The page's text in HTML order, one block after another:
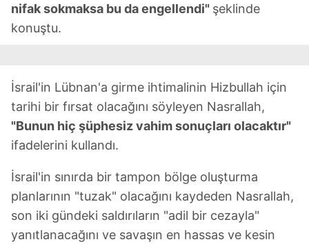
nifak sokmaksa bu da engellendi" şeklinde
konuştu.
İsrail'in Lübnan'a girme ihtimalinin Hizbullah için
tarihi bir fırsat olacağını söyleyen Nasrallah,
"Bunun hiç şüphesiz vahim sonuçları olacaktır"
ifadelerini kullandı.
İsrail'in sınırda bir tampon bölge oluşturma
planlarının "tuzak" olacağını kaydeden Nasrallah,
son iki gündeki saldırıların "adil bir cezayla"
yanıtlanacağını ve savaşın en hassas ve kesin